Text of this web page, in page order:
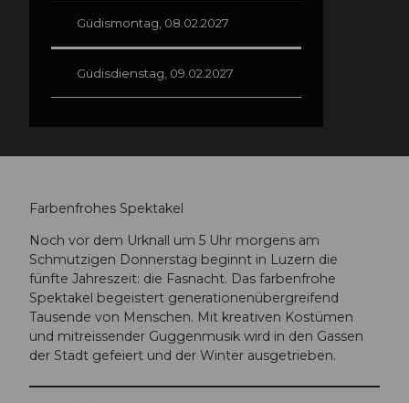
Güdismontag, 08.02.2027
Güdisdienstag, 09.02.2027
Farbenfrohes Spektakel
Noch vor dem Urknall um 5 Uhr morgens am
Schmutzigen Donnerstag beginnt in Luzern die
fünfte Jahreszeit: die Fasnacht. Das farbenfrohe
Spektakel begeistert generationenübergreifend
Tausende von Menschen. Mit kreativen Kostümen
und mitreissender Guggenmusik wird in den Gassen
der Stadt gefeiert und der Winter ausgetrieben.